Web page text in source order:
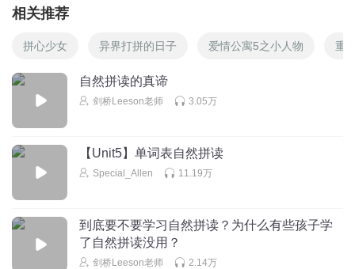
相关推荐
拼心少女 异界打拼的日子 爱情公寓5之小人物 重
自然拼读的真谛
剑桥Leeson老师 3.05万
【Unit5】单词表自然拼读
Special_Allen 11.19万
到底要不要学习自然拼读？为什么有些孩子学
了自然拼读没用？
剑桥Leeson老师 2.14万